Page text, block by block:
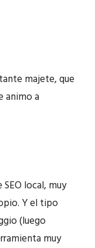
majete, que
animo a
local, muy
Y el tipo
(luego
muy